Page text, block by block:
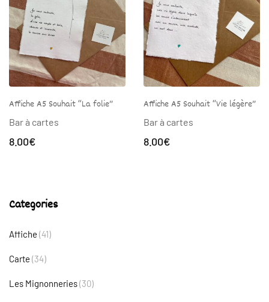
Affiche A5 Souhait “La folie”
Bar à cartes
8.00€
Affiche A5 Souhait “Vie légère”
Bar à cartes
8.00€
Categories
Affiche (41)
Carte (34)
Les Mignonneries(30)